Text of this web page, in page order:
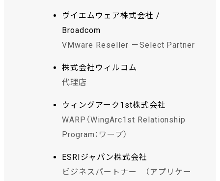
ヴイエムウェア株式会社 /
Broadcom
VMware Reseller －Select Partner
株式会社ウィルコム
代理店
ウィングアーク1st株式会社
WARP（WingArc1st Relationship
Program：ワープ）
ESRIジャパン株式会社
ビジネスパートナー （アプリケー